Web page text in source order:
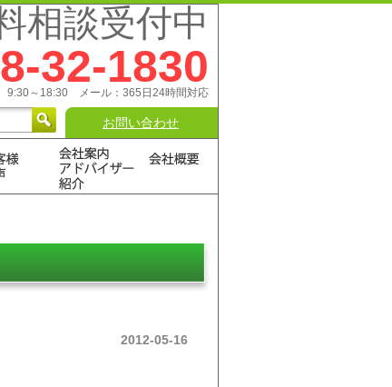
相談受付中
32-1830
9:30～18:30 メール：365日24時間対応
お問い合わせ
2012-05-16